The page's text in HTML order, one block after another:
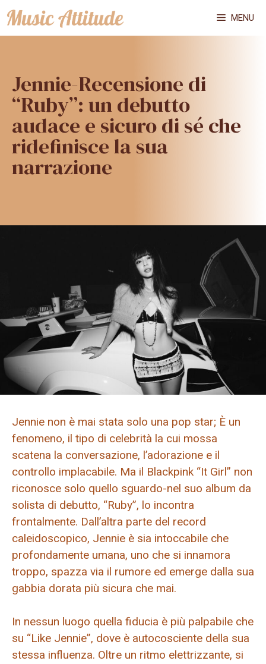
Vai
al
MENU
Jennie-Recensione di
“Ruby”: un debutto
audace e sicuro di sé che
ridefinisce la sua
narrazione
Jennie non è mai stata solo una pop star; È un
fenomeno, il tipo di celebrità la cui mossa
scatena la conversazione, l’adorazione e il
controllo implacabile. Ma il Blackpink “It Girl” non
riconosce solo quello sguardo-nel suo album da
solista di debutto, “Ruby”, lo incontra
frontalmente. Dall’altra parte del record
caleidoscopico, Jennie è sia intoccabile che
profondamente umana, uno che si innamora
troppo, spazza via il rumore ed emerge dalla sua
gabbia dorata più sicura che mai.
In nessun luogo quella fiducia è più palpabile che
su “Like Jennie”, dove è autocosciente della sua
stessa influenza. Oltre un ritmo elettrizzante, si